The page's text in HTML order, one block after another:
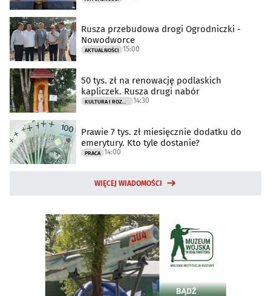
Rusza przebudowa drogi Ogrodniczki -
Nowodworce
AKTUALNOŚCI 15:00
50 tys. zł na renowację podlaskich
kapliczek. Rusza drugi nabór
KULTURA I ROZRYWKA 14:30
Prawie 7 tys. zł miesięcznie dodatku do
emerytury. Kto tyle dostanie?
PRACA 14:00
WIĘCEJ WIADOMOŚCI